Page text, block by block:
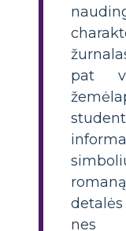
pat
nes